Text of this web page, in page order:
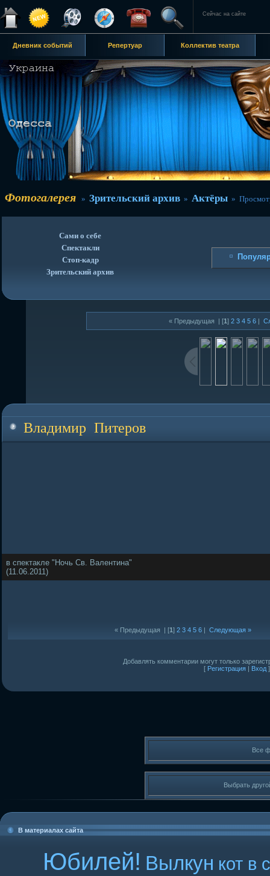
Сейчас на сайте
Дневник событий Репертуар Коллектив театра
Фотогалерея » Зрительский архив » Актёры »
Сами о себе
Спектакли
Стоп-кадр
Зрительский архив
« Предыдущая | [1] 2 3 4 5 6|
Владимир Питеров
в спектакле "Ночь Св. Валентина"
(11.06.2011)
« Предыдущая | [1] 2 3 4 5 6| Следующая »
Добавлять комментарии могут только
[ Регистрация | Вход ]
Все
Выбрать
В материалах сайта
Юбилей! Вылкун кот в